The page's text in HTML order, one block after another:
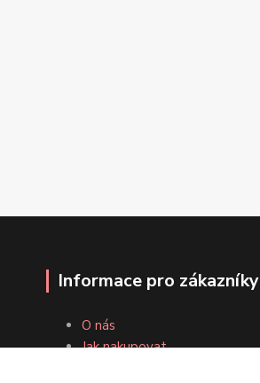
Informace pro zákazníky
O nás
Jak nakupovat